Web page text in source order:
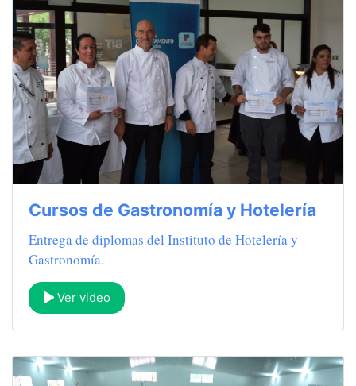
Cursos de Gastronomía y Hotelería
Entrega de diplomas del Instituto de Hotelería y
Gastronomía.
Ver video